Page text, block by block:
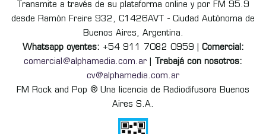
Transmite a través de su plataforma online y por FM 95.9
desde Ramón Freire 932, C1426AVT - Ciudad Autónoma de
Buenos Aires, Argentina.
Whatsapp oyentes: +54 911 7082 0959 | Comercial:
comercial@alphamedia.com.ar
Trabajá con nosotros:
cv@alphamedia.com.ar
FM Rock and Pop ® Una licencia de Radiodifusora Buenos
Aires S.A.